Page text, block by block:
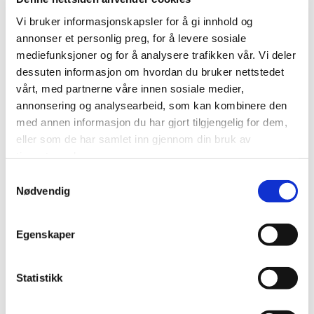
Vi bruker informasjonskapsler for å gi innhold og
annonser et personlig preg, for å levere sosiale
mediefunksjoner og for å analysere trafikken vår. Vi deler
dessuten informasjon om hvordan du bruker nettstedet
vårt, med partnerne våre innen sosiale medier,
annonsering og analysearbeid, som kan kombinere den
med annen informasjon du har gjort tilgjengelig for dem,
eller som de har samlet inn gjennom din bruk av
Nødvendig
Egenskaper
Statistikk
maurene er aktive.
Oppsummering
I denne guiden har vi utforsket sauemaur (Formica fusca og F.
lemani), en vanlig maurart i Norge. Vi har sett på deres
utseende, utbredelse, levevaner og skadebegrensningstiltak.
Vi har også gitt råd om hvordan du kan bekjempe sauemaur
effektivt. Ved å følge våre anbefalinger kan du redusere
Husk at det er viktig å handle raskt hvis du mistenker
maurfri tilværelse og sikre et hygienisk og komfortabelt miljø i